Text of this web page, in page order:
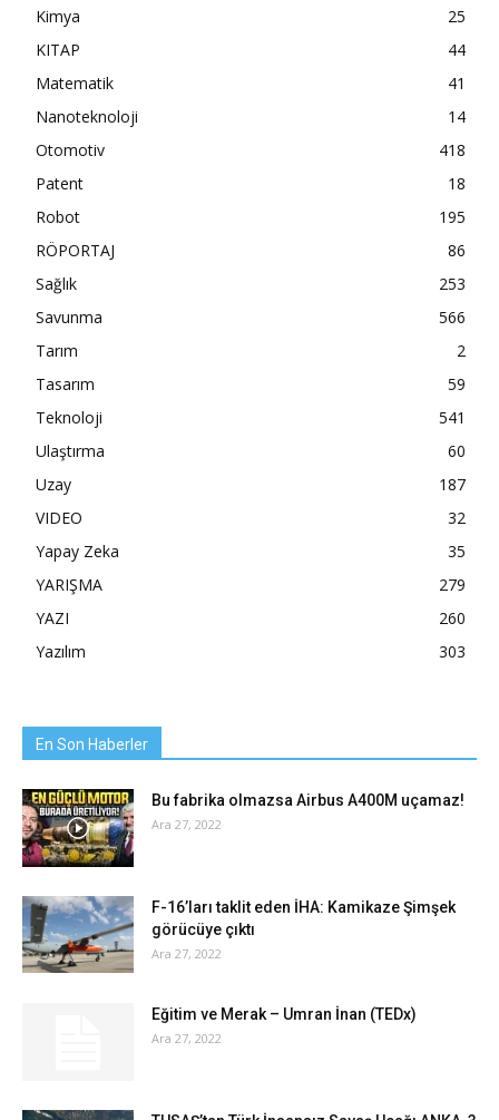
Kimya
25
KITAP
44
Matematik
41
Nanoteknoloji
14
Otomotiv
418
Patent
18
Robot
195
RÖPORTAJ
86
Sağlık
253
Savunma
566
Tarım
2
Tasarım
59
Teknoloji
541
Ulaştırma
60
Uzay
187
VIDEO
32
Yapay Zeka
35
YARIŞMA
279
YAZI
260
Yazılım
303
En Son Haberler
Bu fabrika olmazsa Airbus A400M uçamaz!
Ara 27, 2022
F-16’ları taklit eden İHA: Kamikaze Şimşek
görücüye çıktı
Ara 27, 2022
Eğitim ve Merak – Umran İnan (TEDx)
Ara 27, 2022